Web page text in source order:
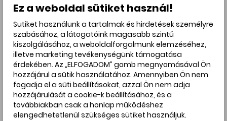
Legnépszerűbb élmények
3
Ez a weboldal sütiket használ!
Sütiket használunk a tartalmak és hirdetések személyre
szabásához, a látogatóink magasabb szintű
kiszolgálásához, a weboldalforgalmunk elemzéséhez,
illetve marketing tevékenységünk támogatása
érdekében. Az „ELFOGADOM” gomb megnyomásával Ön
hozzájárul a sütik használatához. Amennyiben Ön nem
fogadja el a süti beállításokat, azzal Ön nem adja
hozzájárulását a cookie-k beállításához, és a
továbbiakban csak a honlap működéshez
elengedhetetlenül szükséges sütiket használjuk.